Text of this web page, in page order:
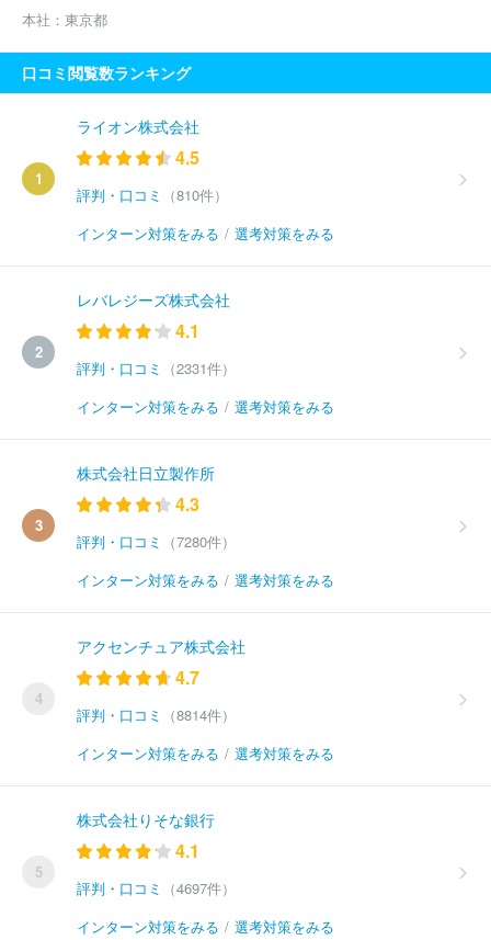
本社： 東京都
口コミ閲覧数ランキング
1
ライオン株式会社
4.5
評判・口コミ
（810件）
インターン対策をみる / 選考対策をみる
2
レバレジーズ株式会社
4.1
評判・口コミ
（2331件）
インターン対策をみる / 選考対策をみる
3
株式会社日立製作所
4.3
評判・口コミ
（7280件）
インターン対策をみる / 選考対策をみる
4
アクセンチュア株式会社
4.7
評判・口コミ
（8814件）
インターン対策をみる / 選考対策をみる
5
株式会社りそな銀行
4.1
評判・口コミ
（4697件）
インターン対策をみる / 選考対策をみる